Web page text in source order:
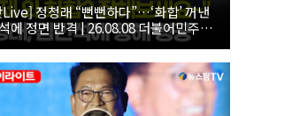
정청래 “뻔뻔하다”…‘화합’ 꺼낸
에 정면 반격 | 26.08.08 더불어민주당
·최고위원 후보 제주 합동연설회